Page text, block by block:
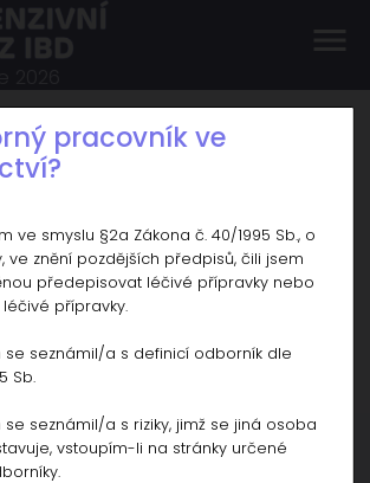
pracovník ve
ve smyslu §2a Zákona č. 40/1995 Sb., o
ve znění pozdějších předpisů, čili jsem
předepisovat léčivé přípravky nebo
přípravky.
se seznámil/a s definicí odborník dle
Sb.
se seznámil/a s riziky, jimž se jiná osoba
vstoupím-li na stránky určené
vyzvednout na adrese
certifikat .
certifikátu naleznete v detailu své
visačce z akce.
podmíněno prezenční účastí na akci.
pořádána dle Stavovského předpisu ČLK č.
kreditními body.